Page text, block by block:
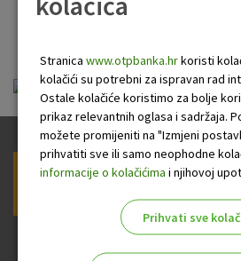
Globalna tržišta
O nama Dnevno financijsko
Prijava na newsletter OTP banke
Stranica www.otpbanka.hrkoristi
kolačići su potrebni za ispravan rad
Ostale kolačiće koristimo za bolje
prikaz relevantnih oglasa i sadržaja.
možete promijeniti na "Izmjeni
prihvatiti sve ili samo neophodne
informacije o kolačićima i njihovoj
Prihvati sve